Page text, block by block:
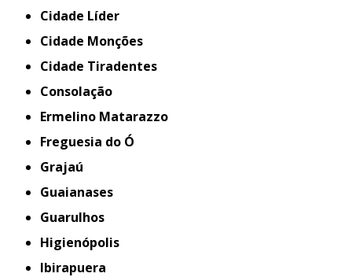
Cidade Líder
Cidade Monções
Cidade Tiradentes
Consolação
Ermelino Matarazzo
Freguesia do Ó
Grajaú
Guaianases
Guarulhos
Higienópolis
Ibirapuera